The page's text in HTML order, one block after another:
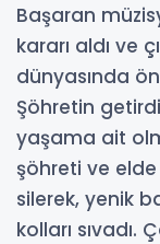
Başaran
kararı aldı ve
dünyasında
Şöhretin
yaşama ait
şöhreti ve
silerek, yenik
kolları